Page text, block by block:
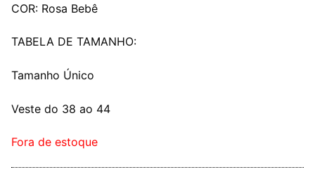
COR: Rosa Bebê
TABELA DE TAMANHO:
Tamanho Único
Veste do 38 ao 44
Fora de estoque